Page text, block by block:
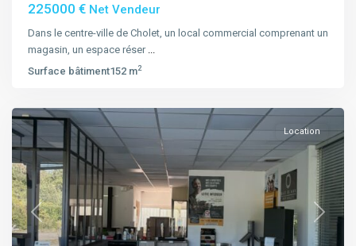
225000 € Net Vendeur
Dans le centre-ville de Cholet, un local commercial comprenant un
magasin, un espace réser ...
Surface bâtiment152 m2
Previous Next
Location